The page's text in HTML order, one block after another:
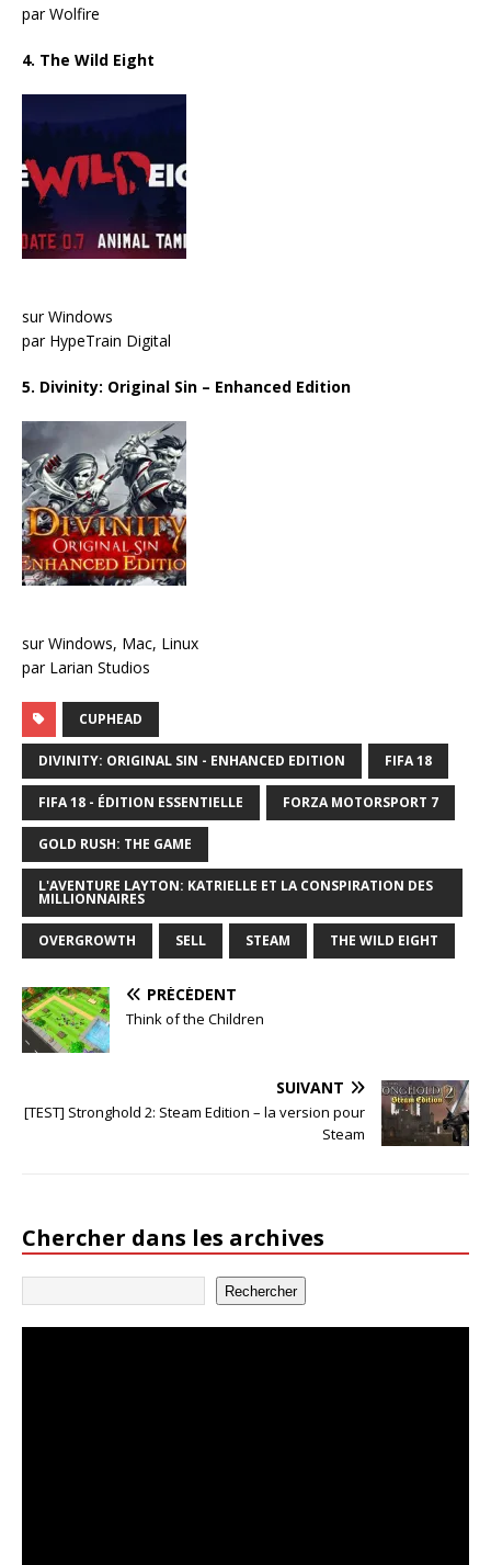
par Wolfire
4. The Wild Eight
sur Windows
par HypeTrain Digital
5. Divinity: Original Sin – Enhanced Edition
sur Windows, Mac, Linux
par Larian Studios
CUPHEAD
DIVINITY: ORIGINAL SIN - ENHANCED EDITION FIFA 18
FIFA 18 - ÉDITION ESSENTIELLE FORZA MOTORSPORT 7
GOLD RUSH: THE GAME
L'AVENTURE LAYTON: KATRIELLE ET LA CONSPIRATION DES
MILLIONNAIRES
OVERGROWTH SELL STEAM THE WILD EIGHT
PRÉCÉDENT
Think of the Children
SUIVANT
[TEST] Stronghold 2: Steam Edition – la version pour
Steam
Chercher dans les archives
Rechercher